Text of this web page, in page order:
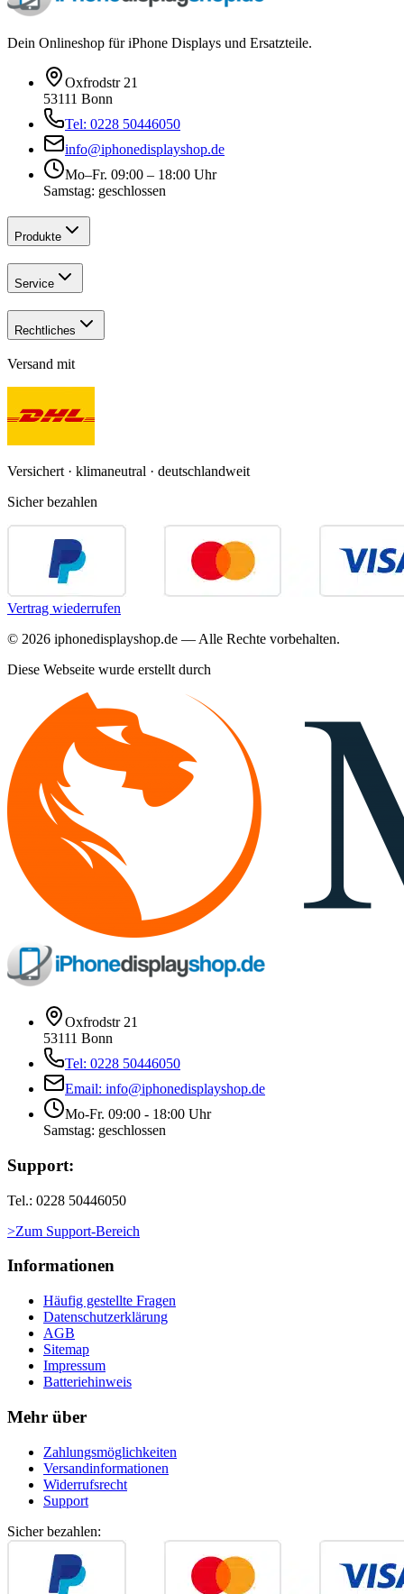
Dein Onlineshop für iPhone Displays und Ersatzteile.
Oxfrodstr 21
53111 Bonn
Tel: 0228 50446050
info@iphonedisplayshop.de
Mo–Fr. 09:00 – 18:00 Uhr
Samstag: geschlossen
Produkte
Service
Rechtliches
Versand mit
Versichert · klimaneutral · deutschlandweit
Sicher bezahlen
Vertrag wiederrufen
© 2026 iphonedisplayshop.de — Alle Rechte vorbehalten.
Diese Webseite wurde erstellt durch
Oxfrodstr 21
53111 Bonn
Tel: 0228 50446050
Email: info@iphonedisplayshop.de
Mo-Fr. 09:00 - 18:00 Uhr
Samstag: geschlossen
Support:
Tel.: 0228 50446050
>Zum Support-Bereich
Informationen
Häufig gestellte Fragen
Datenschutzerklärung
AGB
Sitemap
Impressum
Batteriehinweis
Mehr über
Zahlungsmöglichkeiten
Versandinformationen
Widerrufsrecht
Support
Sicher bezahlen: